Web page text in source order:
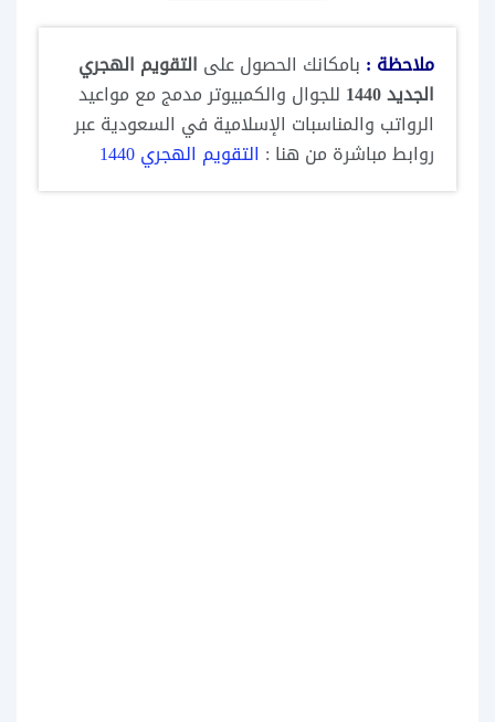
ملاحظة : بامكانك الحصول على التقويم الهجري
الجديد 1440
للجوال والكمبيوتر مدمج مع مواعيد
الرواتب والمناسبات الإسلامية في السعودية عبر
روابط مباشرة من هنا : التقويم الهجري 1440